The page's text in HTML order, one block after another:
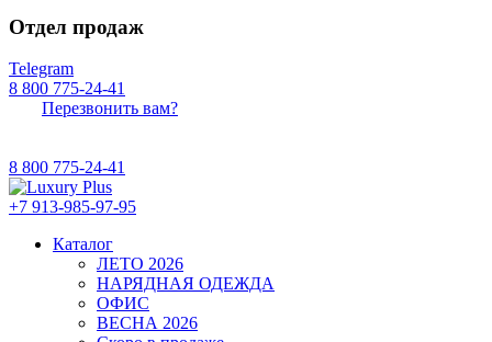
Отдел продаж
Telegram
8 800 775-24-41
Перезвонить вам?
8 800 775-24-41
+7 913-985-97-95
Каталог
ЛЕТО 2026
НАРЯДНАЯ ОДЕЖДА
ОФИС
ВЕСНА 2026